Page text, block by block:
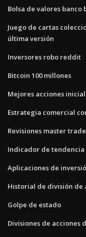
Bolsa de valores banco
Juego de cartas
última versión
Inversores robo reddit
Bitcoin 100 millones
Mejores acciones
Estrategia comercial
Revisiones master
Indicador de
Aplicaciones de
Historial de división de
Golpe de estado
Divisiones de acciones